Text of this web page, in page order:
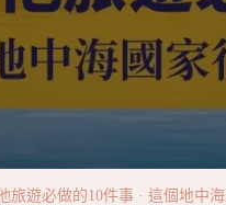
旅遊必做的10件事 · 這個地中